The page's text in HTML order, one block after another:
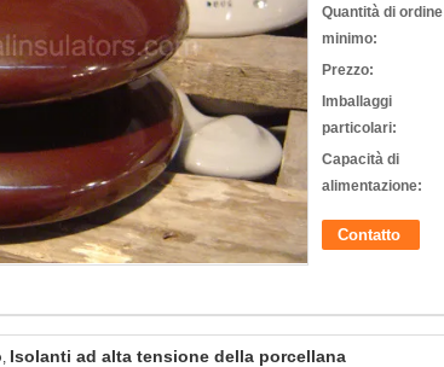
Quantità di ordine
minimo:
Prezzo:
Imballaggi
particolari:
Capacità di
alimentazione:
Contatto
, Isolanti ad alta tensione della porcellana